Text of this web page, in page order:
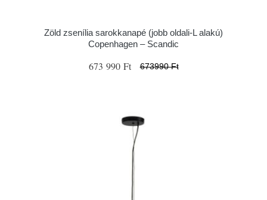
Zöld zsenília sarokkanapé (jobb oldali-L alakú)
Copenhagen – Scandic
673 990 Ft 673990 Ft